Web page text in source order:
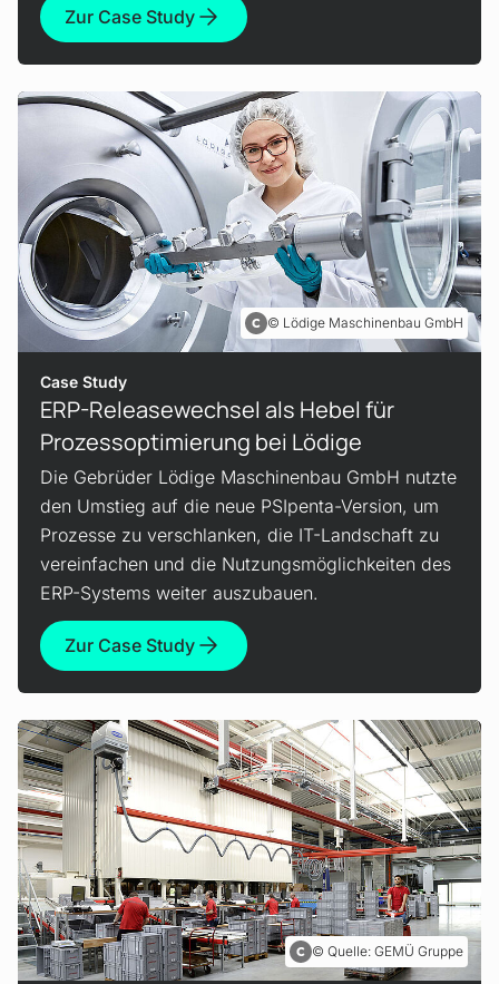
Zur Case Study
Lödige Maschinenbau GmbH
Case Study
ERP-Releasewechsel als Hebel für
Prozess­optimierung bei Lödige
Die Gebrüder Lödige Maschinenbau GmbH nutzte
den Umstieg auf die neue PSIpenta-Version, um
Prozesse zu verschlanken, die IT-Landschaft zu
vereinfachen und die Nutzungsmöglichkeiten des
ERP-Systems weiter auszubauen.
Zur Case Study
Quelle: GEMÜ Gruppe